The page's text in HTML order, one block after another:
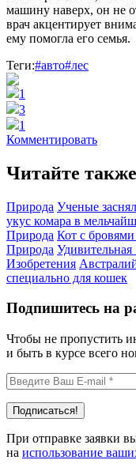
машину наверх, он не
врач акцентирует
ему помогла его семья.
Теги:#авто#лес
1
3
1
Комментировать
Читайте также
Природа Ученые
укус комара в
Природа Кот с
Природа
Изобретения
специально для кошек
Подпишитесь на
Чтобы не пропустить
и быть в курсе всего
При отправке заявки
на использование